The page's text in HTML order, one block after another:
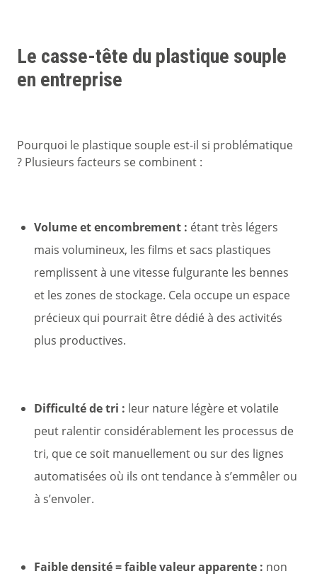
Le casse-tête du plastique souple
en entreprise
Pourquoi le plastique souple est-il si problématique
? Plusieurs facteurs se combinent :
Volume et encombrement : étant très légers
mais volumineux, les films et sacs plastiques
remplissent à une vitesse fulgurante les bennes
et les zones de stockage. Cela occupe un espace
précieux qui pourrait être dédié à des activités
plus productives.
Difficulté de tri : leur nature légère et volatile
peut ralentir considérablement les processus de
tri, que ce soit manuellement ou sur des lignes
automatisées où ils ont tendance à s’emmêler ou
à s’envoler.
Faible densité = faible valeur apparente : non